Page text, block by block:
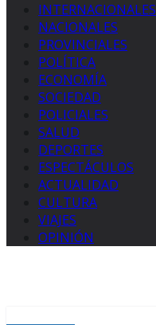
INTERNACIONALES
NACIONALES
PROVINCIALES
POLÍTICA
ECONOMÍA
SOCIEDAD
POLICIALES
SALUD
DEPORTES
ESPECTÁCULOS
ACTUALIDAD
CULTURA
VIAJES
OPINIÓN